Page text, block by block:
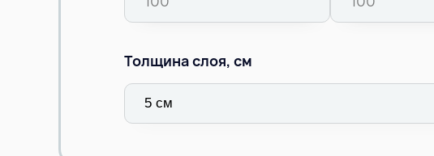
Толщина слоя, см